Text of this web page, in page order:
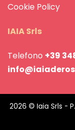
Cookie Policy
IAIA Srls
Telefono +39
2026 © Iaia Srls -